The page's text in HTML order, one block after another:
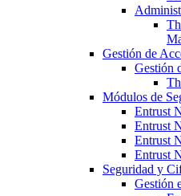
Gestión de
Gestión
Módulos de
Entrust
Entrust
Entrust
Entrust
Seguridad y
Gestión